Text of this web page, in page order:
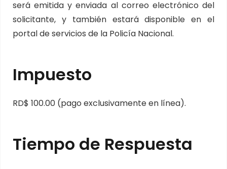
será emitida y enviada al correo electrónico del
solicitante, y también estará disponible en el
portal de servicios de la Policía Nacional.
Impuesto
RD$ 100.00 (pago exclusivamente en línea).
Tiempo de Respuesta